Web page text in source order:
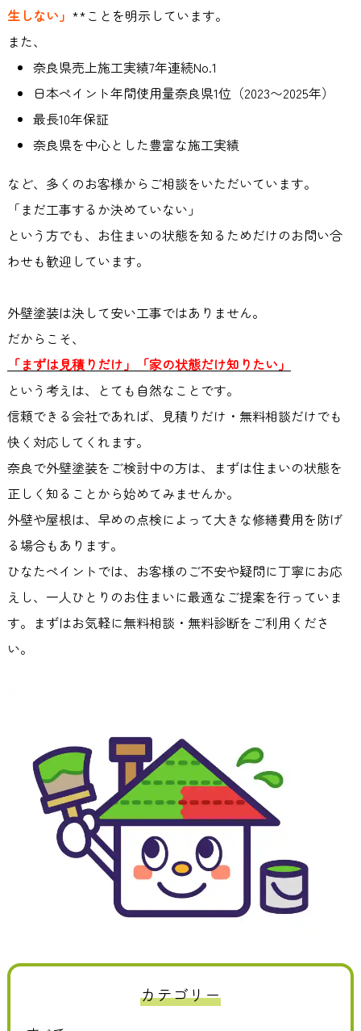
生しない」 **ことを明示しています。
また、
奈良県売上施工実績7年連続No.1
日本ペイント年間使用量奈良県1位（2023〜2025年）
最長10年保証
奈良県を中心とした豊富な施工実績
など、多くのお客様からご相談をいただいています。
「まだ工事するか決めていない」
という方でも、お住まいの状態を知るためだけのお問い合
わせも歓迎しています。
外壁塗装は決して安い工事ではありません。
だからこそ、
「まずは見積りだけ」「家の状態だけ知りたい」
という考えは、とても自然なことです。
信頼できる会社であれば、見積りだけ・無料相談だけでも
快く対応してくれます。
奈良で外壁塗装をご検討中の方は、まずは住まいの状態を
正しく知ることから始めてみませんか。
外壁や屋根は、早めの点検によって大きな修繕費用を防げ
る場合もあります。
ひなたペイントでは、お客様のご不安や疑問に丁寧にお応
えし、一人ひとりのお住まいに最適なご提案を行っていま
す。まずはお気軽に無料相談・無料診断をご利用くださ
い。
カテゴリー